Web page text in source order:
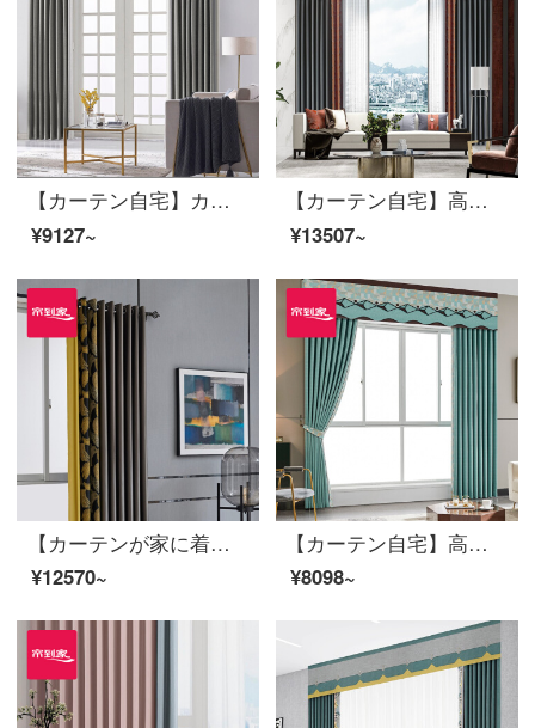
【カーテン自宅】カーテン製品の高遮光継ぎ目定型化ポリエステル灰色落ち着いてカスタマイズされた花下げ窓LDC 20 SSC-83 Sフック/カーテンヘッドを含まない(高さ2.6メートル以内で変更可能)XLのカーテンセット/ダブルオープン(適用窓の幅は4.1-1.4メートル)
¥9127~
【カーテン自宅】高遮光の新中国風秋扇舞綿麻提花リビングルームの床にある窓のカーテンの完成品三相定型化には、裏地LDC 20 FWC-Sフック/カーテンなし(高さ2.6メートル以内で変更可能)XLのカーテンのセット/ダブルオープン(適用窓の幅4.1-4.4メートル)があります。
¥13507~
【カーテンが家に着く】軽奢高遮光完成品のカーテンをつなぎ合わせて花を咲かせるファッション的な黒DJリビングルームの部屋に注文して床に下ろす窓は裏地LDC 20 SSC-50ホールを含む/カーテンヘッドを含まない(高さ2.6 m以内で変更可能)XLのカーテンセット/ダブルオープン(適用窓の幅は4.1-4.4 m)
¥12570~
【カーテン自宅】高遮光定型リビングルームの床窓、テキーラのポリエステルカーテンの完成品をつなぎ合わせてカスタマイズしてLDC 20 SSC-69 Sフック/カーテンヘッドを含まない(高さ2.6 m以内で変更可能)Lのカーテンセット/ダブルオープン(適用窓幅2.9-3.2 m)
¥8098~